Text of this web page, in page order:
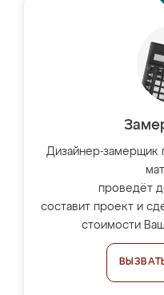
Дизайнер-замерщик
проведёт
составит проект и
стоимости